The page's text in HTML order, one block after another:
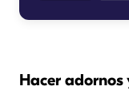
Hacer